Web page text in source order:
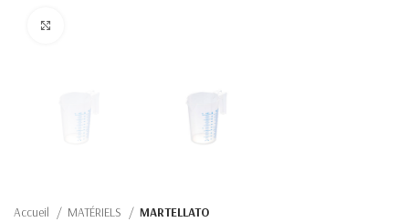
Accueil MATÉRIELS MARTELLATO